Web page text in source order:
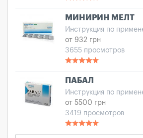
МИНИРИН МЕЛТ
Инструкция по
от 932 грн
3655 просмотров
ПАБАЛ
Инструкция по
от 5500 грн
3419 просмотров